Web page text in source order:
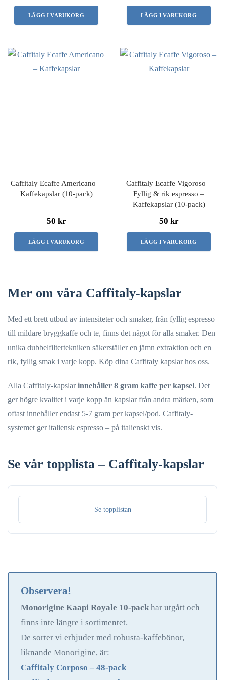
LÄGG I VARUKORG LÄGG I VARUKORG
Caffitaly Ecaffe Americano –
Kaffekapslar (10-pack)
50 kr
LÄGG I VARUKORG
Caffitaly Ecaffe Vigoroso –
Fyllig & rik espresso –
Kaffekapslar (10-pack)
50 kr
LÄGG I VARUKORG
Mer om våra Caffitaly-kapslar
Med ett brett utbud av intensiteter och smaker, från fyllig espresso
till mildare bryggkaffe och te, finns det något för alla smaker. Den
unika dubbelfiltertekniken säkerställer en jämn extraktion och en
rik, fyllig smak i varje kopp. Köp dina Caffitaly kapslar hos oss.
Alla Caffitaly-kapslarinnehåller 8 gram kaffe per kapsel. Det
ger högre kvalitet i varje kopp än kapslar från andra märken, som
oftast innehåller endast 5-7 gram per kapsel/pod. Caffitaly-
systemet ger italiensk espresso – på italienskt vis.
Se vår topplista – Caffitaly-kapslar
Se topplistan
Observera!
Monorigine Kaapi Royale 10-packhar utgått och
finns inte längre i sortimentet.
De sorter vi erbjuder med robusta-kaffebönor,
liknande Monorigine, är:
Caffitaly Corposo – 48-pack